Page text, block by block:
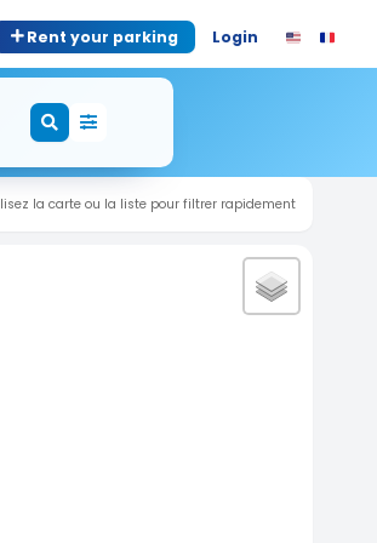
Rent your parking Login
la carte ou la liste pour filtrer rapidement